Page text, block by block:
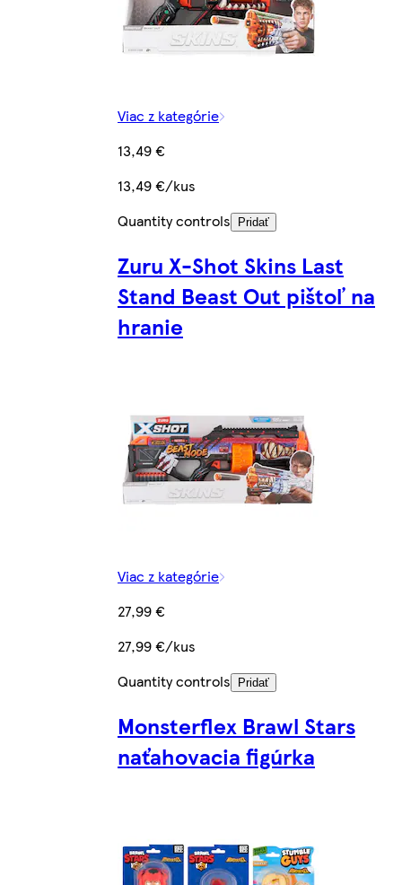
Viac z kategórie
13,49 €
13,49 €/kus
Quantity controls
Pridať
Zuru X-Shot Skins Last
Stand Beast Out pištoľ na
hranie
Viac z kategórie
27,99 €
27,99 €/kus
Quantity controls
Pridať
Monsterflex Brawl Stars
naťahovacia figúrka